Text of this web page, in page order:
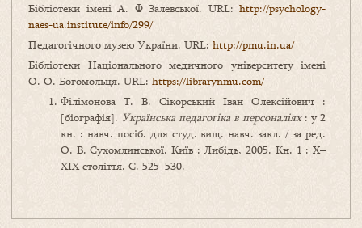
Бібліотеки імені А. Ф Залевської. URL: http://psychology-
naes-ua.institute/info/299/
Педагогічного музею України. URL: http://pmu.in.ua/
Бібліотеки Національного медичного університету імені
О. О. Богомольця. URL: https://librarynmu.com/
Філімонова Т. В. Сікорський Іван Олексійович :
[біографія]. Українська педагогіка в персоналіях: у 2
кн. : навч. посіб. для студ. вищ. навч. закл. / за ред.
О. В. Сухомлинської. Київ : Либідь, 2005. Кн. 1 : Х–
ХІХ століття. С. 525–530.